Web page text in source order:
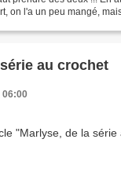
on l'a un peu mangé,
au crochet
06:00